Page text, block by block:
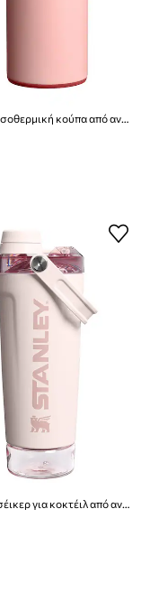
Stanley ισοθερμική κούπα από ανοξείδωτο χάλυβα Aerolight Transit FlipTop 0.35L
Stanley σέικερ για κοκτέιλ από ανοξείδωτο χάλυβα Vitalize™ Shaker 0,59l